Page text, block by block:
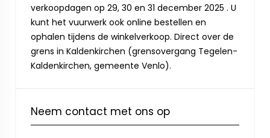
verkoopdagen op 29, 30 en 31 december 2025 . U
kunt het vuurwerk ook online bestellen en
ophalen tijdens de winkelverkoop. Direct over de
grens in Kaldenkirchen (grensovergang Tegelen-
Kaldenkirchen, gemeente Venlo).
Neem contact met ons op